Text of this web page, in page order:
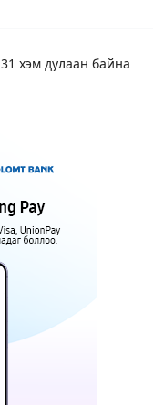
хэм дулаан байна
цаг агаарын
ТЕГ-аас
шалгалтын